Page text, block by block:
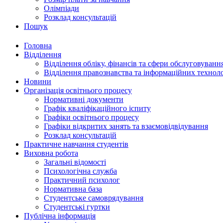
Олімпіади
Розклад консультацій
Пошук
Головна
Відділення
Відділення обліку, фінансів та сфери
Відділення правознавства та інформаційних
Новини
Організація освітнього процесу
Нормативні документи
Графік кваліфікаційного іспиту
Графіки освітнього процесу
Графіки відкритих занять та взаємовідвідування
Розклад консультацій
Практичне навчання студентів
Виховна робота
Загальні відомості
Психологічна служба
Практичний психолог
Нормативна база
Студентське самоврядування
Студентські гуртки
Публічна інформація